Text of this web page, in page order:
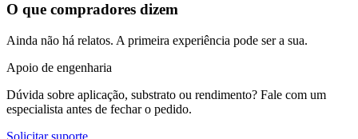
O que compradores dizem
Ainda não há relatos. A primeira experiência pode ser a sua.
Apoio de engenharia
Dúvida sobre aplicação, substrato ou rendimento? Fale com um
especialista antes de fechar o pedido.
Solicitar suporte